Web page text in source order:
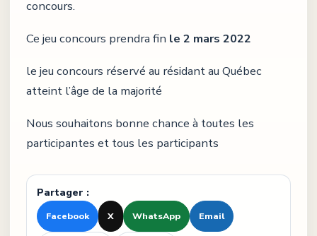
concours.
Ce jeu concours prendra fin le 2 mars 2022
le jeu concours réservé au résidant au Québec
atteint l’âge de la majorité
Nous souhaitons bonne chance à toutes les
participantes et tous les participants
Partager :
Facebook X WhatsApp Email